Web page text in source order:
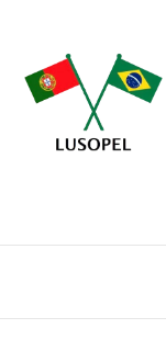
conteúdo